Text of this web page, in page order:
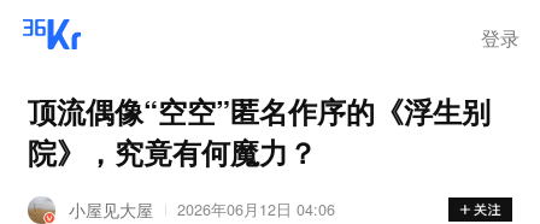
登录
顶流偶像“空空”匿名作序的《浮生别
院》，究竟有何魔力？
小屋见大屋 2026年06月12日 04:06